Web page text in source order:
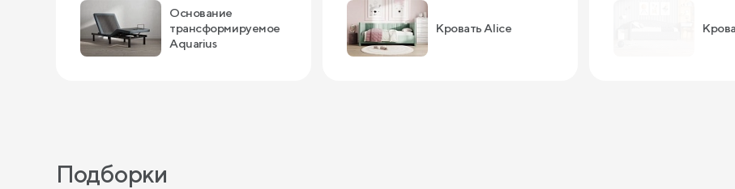
Основание
трансформируемое
Aquarius
Кровать Alice
хорошо нас
Подборки